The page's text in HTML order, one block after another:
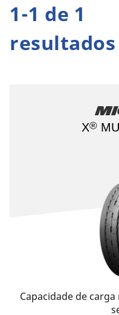
1-1 de 1
resultados
X®
Capacidade de